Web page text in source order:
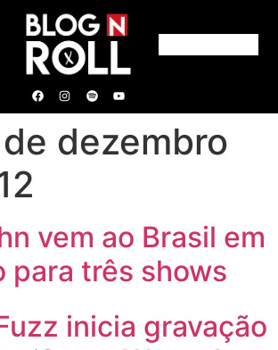
dezembro
vem ao Brasil em
para três shows
inicia gravação